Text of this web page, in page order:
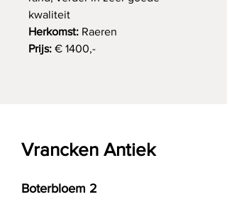
kwaliteit
Herkomst: Raeren
Prijs: € 1400,-
Vrancken Antiek
Boterbloem 2